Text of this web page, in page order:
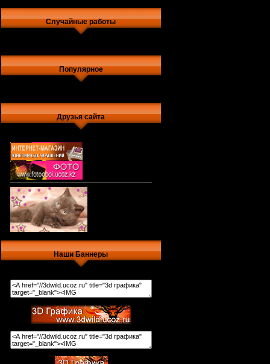
Случайные работы
Популярное
Друзья сайта
Наши Баннеры